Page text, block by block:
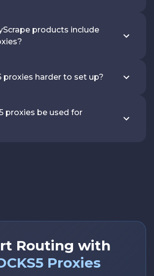
products include
proxies harder to set up?
proxies be used for
Routing with
Proxies